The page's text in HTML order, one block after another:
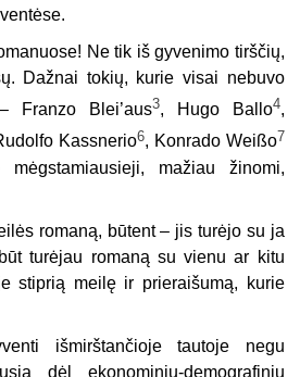
Ne tik iš gyvenimo tirščių,
Dažnai tokių, kurie visai nebuvo
Franzo Blei’aus3, Hugo Ballo4,
Kassnerio6, Konrado Weißo7
mažiau žinomi,
romaną, būtent – jis turėjo su ja
turėjau romaną su vienu ar kitu
stiprią meilę ir prieraišumą, kurie
išmirštančioje tautoje negu
dėl ekonominių-demografinių